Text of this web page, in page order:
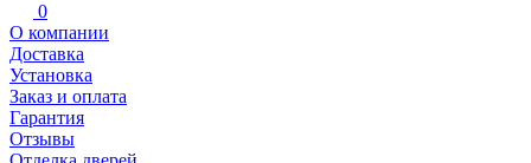
0
О компании
Доставка
Установка
Заказ и оплата
Гарантия
Отзывы